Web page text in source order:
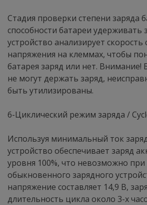
Стадия проверки степени заряда
способности батареи удерживать
устройство анализирует скорость
напряжения на клеммах, чтобы
батарея заряд или нет. Внимание!
не могут держать заряд,
быть утилизированы.
6-Циклический режим заряда /
Используя минимальный ток
устройство обеспечивает заряд
уровня 100%, что невозможно
обыкновенного зарядного
напряжение составляет 14,9 В,
длительность цикла около 3-х